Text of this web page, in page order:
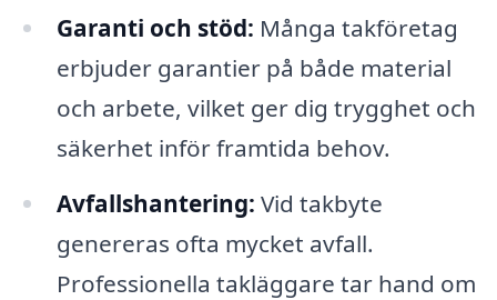
Garanti och stöd: Många takföretag
erbjuder garantier på både material
och arbete, vilket ger dig trygghet och
säkerhet inför framtida behov.
Avfallshantering: Vid takbyte
genereras ofta mycket avfall.
Professionella takläggare tar hand om